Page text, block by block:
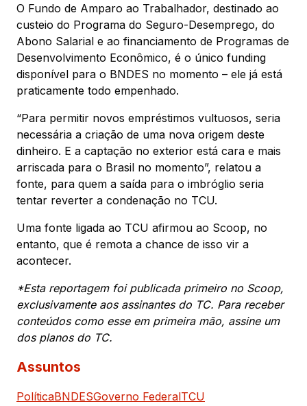
O Fundo de Amparo ao Trabalhador, destinado ao
custeio do Programa do Seguro-Desemprego, do
Abono Salarial e ao financiamento de Programas de
Desenvolvimento Econômico, é o único funding
disponível para o BNDES no momento – ele já está
praticamente todo empenhado.
“Para permitir novos empréstimos vultuosos, seria
necessária a criação de uma nova origem deste
dinheiro. E a captação no exterior está cara e mais
arriscada para o Brasil no momento”, relatou a
fonte, para quem a saída para o imbróglio seria
tentar reverter a condenação no TCU.
Uma fonte ligada ao TCU afirmou ao Scoop, no
entanto, que é remota a chance de isso vir a
acontecer.
*Esta reportagem foi publicada primeiro no Scoop,
exclusivamente aos assinantes do TC. Para receber
conteúdos como esse em primeira mão, assine um
dos planos do TC.
Assuntos
PolíticaBNDESGoverno FederalTCU